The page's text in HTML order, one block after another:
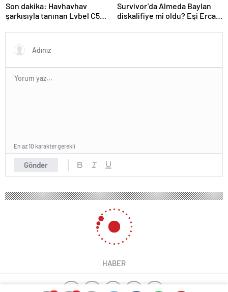
Son dakika: Havhavhav
şarkısıyla tanınan Lvbel C5
Survivor’da Almeda Baylan
diskalifiye mi oldu? Eşi Ercan
Gönder
En az 10 karakter gerekli
HABER